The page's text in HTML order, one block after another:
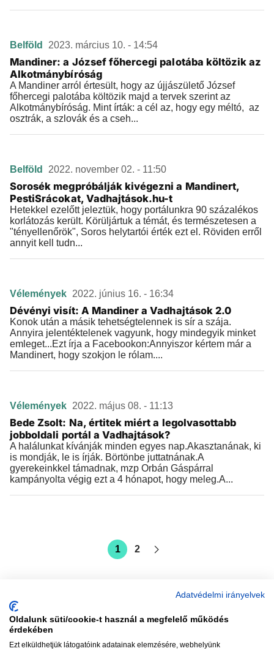
Belföld 2023. március 10. - 14:54
Mandiner: a József főhercegi palotába költözik az
Alkotmánybíróság
A Mandiner arról értesült, hogy az újjászülető József
főhercegi palotába költözik majd a tervek szerint az
Alkotmánybíróság. Mint írták: a cél az, hogy egy méltó, az
osztrák, a szlovák és a cseh...
Belföld 2022. november 02. - 11:50
Sorosék megpróbálják kivégezni a Mandinert,
PestiSrácokat, Vadhajtások.hu-t
Hetekkel ezelőtt jeleztük, hogy portálunkra 90 százalékos
korlátozás került. Körüljártuk a témát, és természetesen a
"tényellenőrök", Soros helytartói érték ezt el. Röviden erről
annyit kell tudn...
Vélemények 2022. június 16. - 16:34
Dévényi visít: A Mandiner a Vadhajtások 2.0
Konok után a másik tehetségtelennek is sír a szája.
Annyira jelentéktelenek vagyunk, hogy mindegyik minket
emleget...Ezt írja a Facebookon:Annyiszor kértem már a
Mandinert, hogy szokjon le rólam....
Vélemények 2022. május 08. - 11:13
Bede Zsolt: Na, értitek miért a legolvasottabb
jobboldali portál a Vadhajtások?
A halálunkat kívánják minden egyes nap.Akasztanának, ki
is mondják, le is írják. Börtönbe juttatnának.A
gyerekeinkkel támadnak, mzp Orbán Gáspárral
kampányolta végig ezt a 4 hónapot, hogy meleg.A...
1 2
Adatvédelmi irányelvek
Oldalunk süti/cookie-t használ a megfelelő működés
érdekében
Ezt elküldhetjük látogatóink adatainak elemzésére, webhelyünk